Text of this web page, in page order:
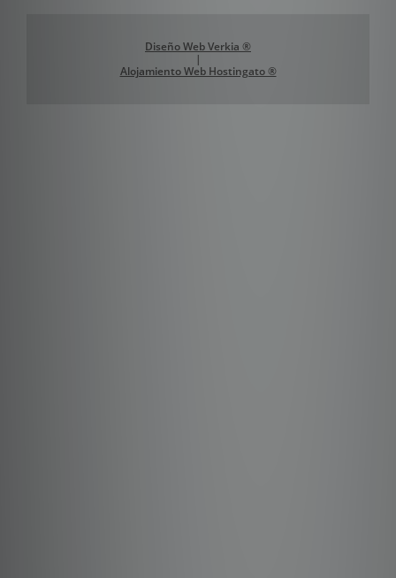
Diseño Web Verkia ®
|
Alojamiento Web Hostingato ®